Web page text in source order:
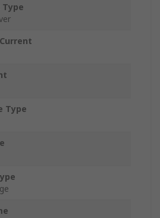
Type